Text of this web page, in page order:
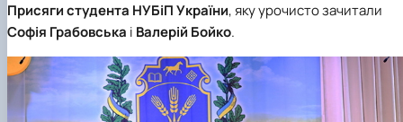
Присяги студента НУБіП України, яку урочисто зачитали
Софія Грабовська і Валерій Бойко.